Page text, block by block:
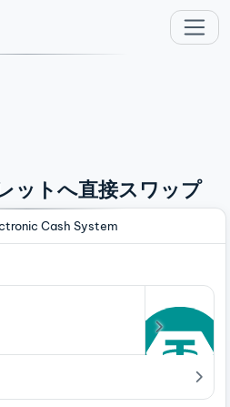
ットへ直接スワップ
Cash System